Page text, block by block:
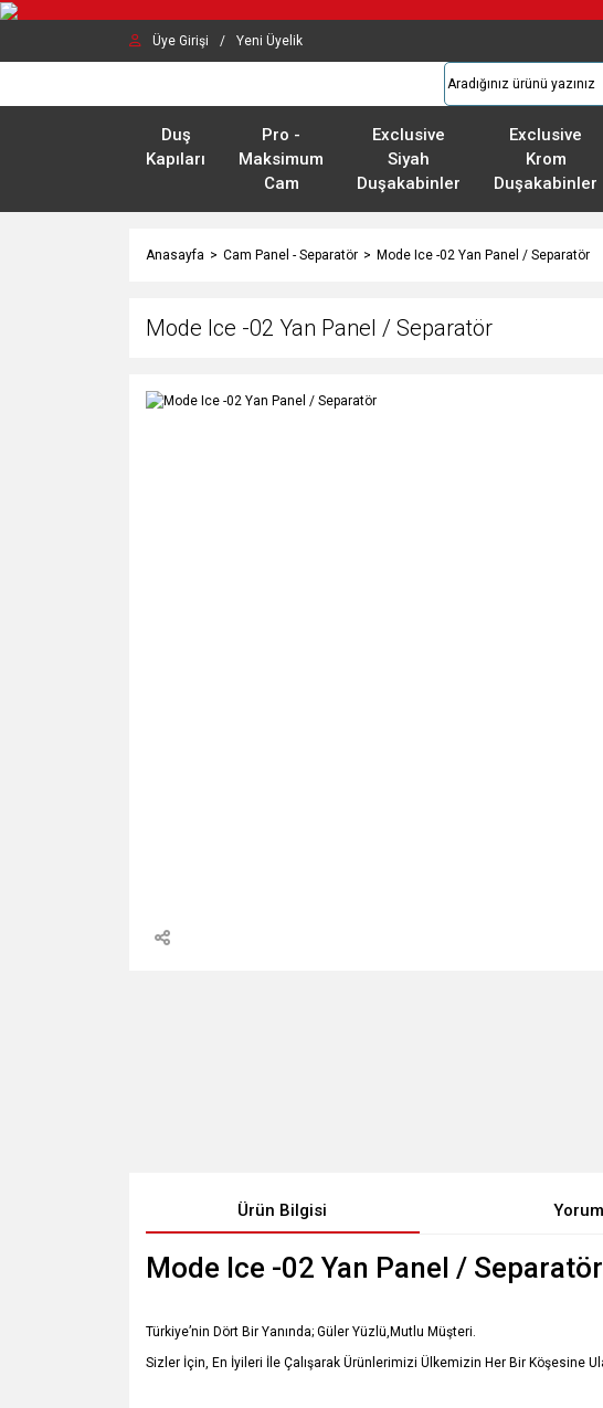
Üye Girişi / Yeni Üyelik
Duş
Kapıları
Pro -
Maksimum
Cam
Exclusive
Siyah
Duşakabinler
Exclusive
Krom
Duşakabinler
Anasayfa Cam Panel - Separatör Mode Ice -02 Yan Panel / Separatör
Mode Ice -02 Yan Panel / Separatör
Ürün Bilgisi
Mode Ice -02 Yan Panel / Separatör
Türkiye’nin Dört Bir Yanında; Güler Yüzlü,Mutlu Müşteri.
Sizler İçin, En İyileri İle Çalışarak Ürünlerimizi Ülkemizin Her Bir Köşesine